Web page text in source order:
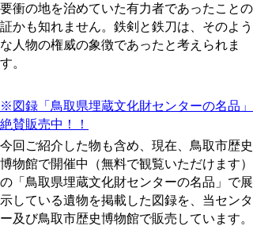
要衝の地を治めていた有力者であったことの
証かも知れません。鉄剣と鉄刀は、そのよう
な人物の権威の象徴であったと考えられま
す。
※図録「鳥取県埋蔵文化財センターの名品」
絶賛販売中！！
今回ご紹介した物も含め、現在、鳥取市歴史
博物館で開催中（無料で観覧いただけます）
の「鳥取県埋蔵文化財センターの名品」で展
示している遺物を掲載した図録を、当センタ
ー及び鳥取市歴史博物館で販売しています。